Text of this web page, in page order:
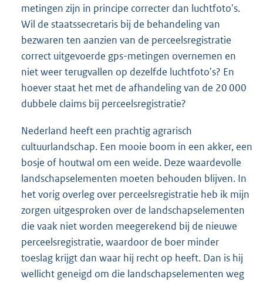
metingen zijn in principe correcter dan luchtfoto's.
Wil de staatssecretaris bij de behandeling van
bezwaren ten aanzien van de perceelsregistratie
correct uitgevoerde gps-metingen overnemen en
niet weer terugvallen op dezelfde luchtfoto's? En
hoever staat het met de afhandeling van de 20 000
dubbele claims bij perceelsregistratie?
Nederland heeft een prachtig agrarisch
cultuurlandschap. Een mooie boom in een akker, een
bosje of houtwal om een weide. Deze waardevolle
landschapselementen moeten behouden blijven. In
het vorig overleg over perceelsregistratie heb ik mijn
zorgen uitgesproken over de landschapselementen
die vaak niet worden meegerekend bij de nieuwe
perceelsregistratie, waardoor de boer minder
toeslag krijgt dan waar hij recht op heeft. Dan is hij
wellicht geneigd om die landschapselementen weg